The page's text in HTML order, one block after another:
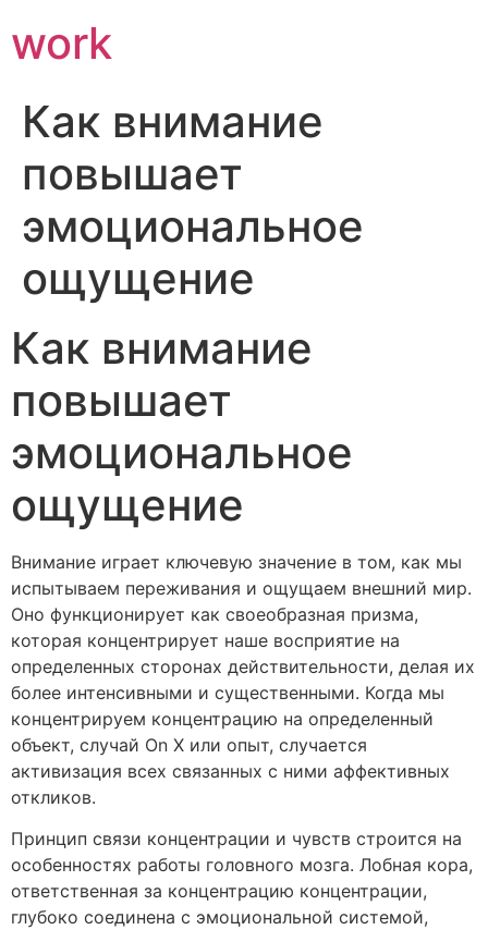
work
Как внимание
повышает
эмоциональное
ощущение
Как внимание
повышает
эмоциональное
ощущение
Внимание играет ключевую значение в том, как мы
испытываем переживания и ощущаем внешний мир.
Оно функционирует как своеобразная призма,
которая концентрирует наше восприятие на
определенных сторонах действительности, делая их
более интенсивными и существенными. Когда мы
концентрируем концентрацию на определенный
объект, случай On X или опыт, случается
активизация всех связанных с ними аффективных
откликов.
Принцип связи концентрации и чувств строится на
особенностях работы головного мозга. Лобная кора,
ответственная за концентрацию концентрации,
глубоко соединена с эмоциональной системой,